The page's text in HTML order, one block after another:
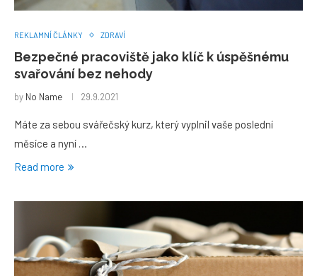
REKLAMNÍ ČLÁNKY ZDRAVÍ
Bezpečné pracoviště jako klíč k úspěšnému
svařování bez nehody
by No Name 29.9.2021
Máte za sebou svářečský kurz, který vyplnil vaše poslední
měsíce a nyní …
Read more